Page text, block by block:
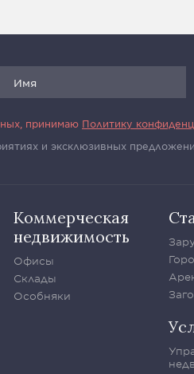
принимаю Политику
и эксклюзивных
Коммерческая
недвижимость
Офисы
Склады
Особняки